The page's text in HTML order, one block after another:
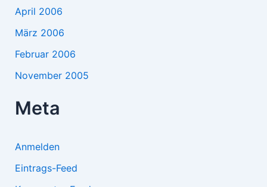
April 2006
März 2006
Februar 2006
November 2005
Meta
Anmelden
Eintrags-Feed